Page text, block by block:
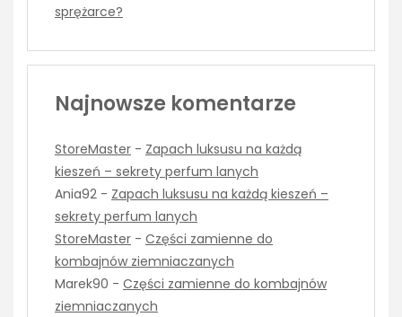
sprężarce?
Najnowsze komentarze
StoreMaster - Zapach luksusu na każdą
kieszeń – sekrety perfum lanych
Ania92 - Zapach luksusu na każdą kieszeń –
sekrety perfum lanych
StoreMaster - Części zamienne do
kombajnów ziemniaczanych
Marek90 - Części zamienne do kombajnów
ziemniaczanych